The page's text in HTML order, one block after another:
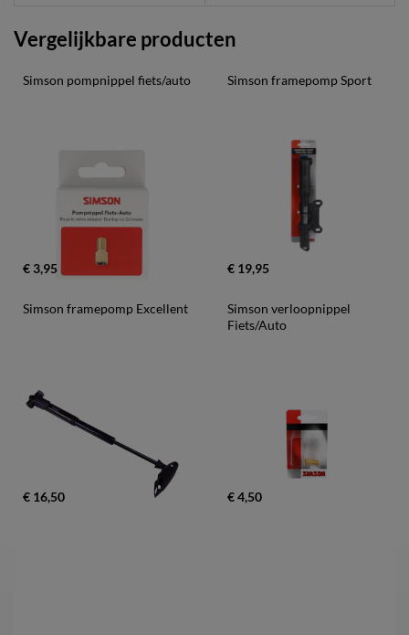
Vergelijkbare producten
Simson pompnippel fiets/auto
€ 3,95
Simson framepomp Sport
€ 19,95
Simson framepomp Excellent
€ 16,50
Simson verloopnippel
Fiets/Auto
€ 4,50